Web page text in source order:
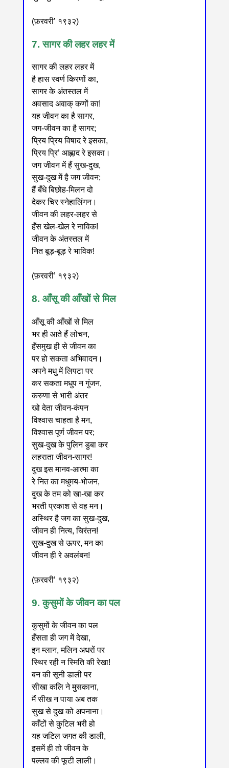
(फ़रवरी’ १९३२)
7. सागर की लहर लहर में
सागर की लहर लहर में
है हास स्वर्ण किरणों का,
सागर के अंतस्तल में
अवसाद अवाक् कणों का!
यह जीवन का है सागर,
जग-जीवन का है सागर;
प्रिय प्रिय विषाद रे इसका,
प्रिय प्रि’ आह्लाद रे इसका।
जग जीवन में हैं सुख-दुख,
सुख-दुख में है जग जीवन;
हैं बँधे बिछोह-मिलन दो
देकर चिर स्नेहालिंगन।
जीवन की लहर-लहर से
हँस खेल-खेल रे नाविक!
जीवन के अंतस्तल में
नित बूड़-बूड़ रे भाविक!
(फ़रवरी’ १९३२)
8. आँसू की आँखों से मिल
आँसू की आँखों से मिल
भर ही आते हैं लोचन,
हँसमुख ही से जीवन का
पर हो सकता अभिवादन।
अपने मधु में लिपटा पर
कर सकता मधुप न गुंजन,
करुणा से भारी अंतर
खो देता जीवन-कंपन
विश्वास चाहता है मन,
विश्वास पूर्ण जीवन पर;
सुख-दुख के पुलिन डुबा कर
लहराता जीवन-सागर!
दुख इस मानव-आत्मा का
रे नित का मधुमय-भोजन,
दुख के तम को खा-खा कर
भरती प्रकाश से वह मन।
अस्थिर है जग का सुख-दुख,
जीवन ही नित्य, चिरंतन!
सुख-दुख से ऊपर, मन का
जीवन ही रे अवलंबन!
(फ़रवरी’ १९३२)
9. कुसुमों के जीवन का पल
कुसुमों के जीवन का पल
हँसता ही जग में देखा,
इन म्लान, मलिन अधरों पर
स्थिर रही न स्मिति की रेखा!
बन की सूनी डाली पर
सीखा कलि ने मुसकाना,
मैं सीख न पाया अब तक
सुख से दुख को अपनाना।
काँटों से कुटिल भरी हो
यह जटिल जगत की डाली,
इसमें ही तो जीवन के
पल्लव की फूटी लाली।